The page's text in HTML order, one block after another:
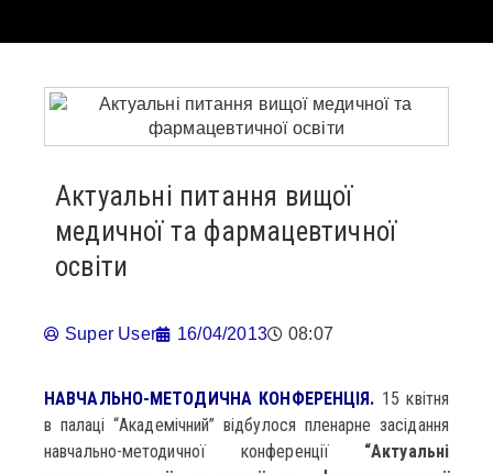
Актуальні питання вищої
медичної та фармацевтичної
освіти
Super User 16/04/2013 08:07
НАВЧАЛЬНО-МЕТОДИЧНА КОНФЕРЕНЦІЯ. 15 квітня
в палаці “Академічний” відбулося пленарне засідання
навчально-методичної конференції “Актуальні